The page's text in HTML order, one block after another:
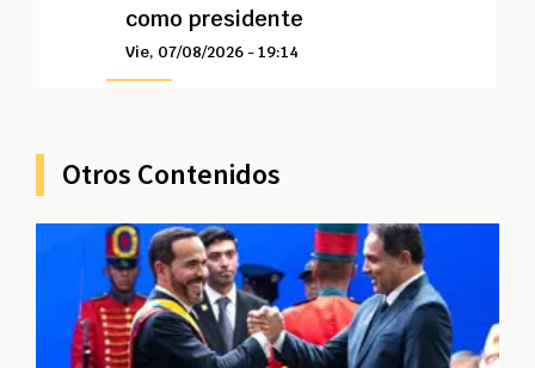
como presidente
Vie, 07/08/2026 - 19:14
Otros Contenidos